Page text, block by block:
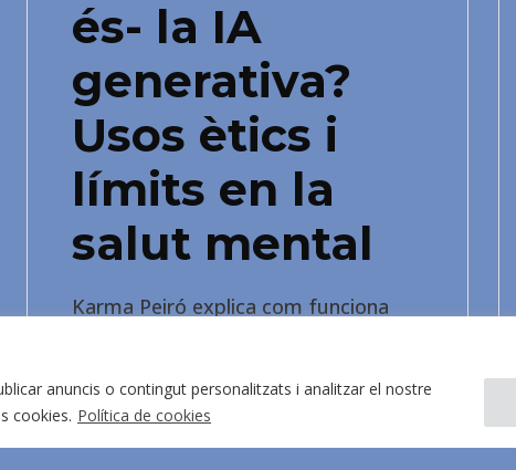
anuncis o contingut personalitzats i analitzar el nostre
cookies. Política de cookies
és- la IA
generativa?
Usos ètics i
límits en la
salut mental
Karma Peiró explica com funciona
per fer-ne un ús responsable.